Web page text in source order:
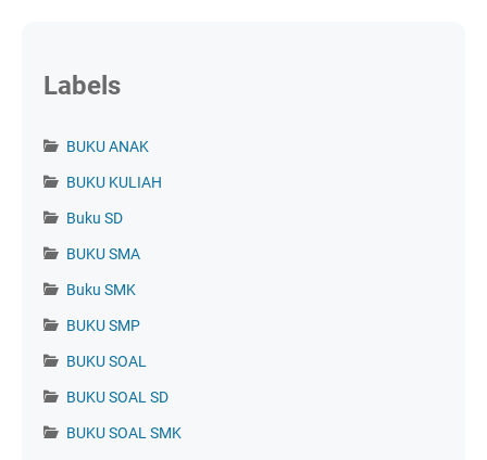
Labels
BUKU ANAK
BUKU KULIAH
Buku SD
BUKU SMA
Buku SMK
BUKU SMP
BUKU SOAL
BUKU SOAL SD
BUKU SOAL SMK